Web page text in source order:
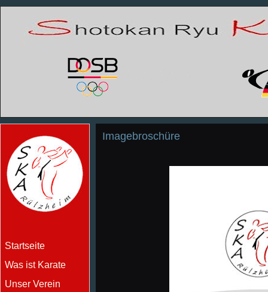
Startseite
Was ist Karate
Unser Verein
Imagebroschüre